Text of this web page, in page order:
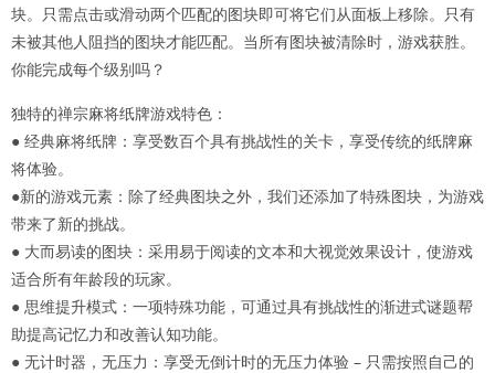
块。只需点击或滑动两个匹配的图块即可将它们从面板上移除。只有
未被其他人阻挡的图块才能匹配。当所有图块被清除时，游戏获胜。
你能完成每个级别吗？
独特的禅宗麻将纸牌游戏特色：
● 经典麻将纸牌：享受数百个具有挑战性的关卡，享受传统的纸牌麻
将体验。
●新的游戏元素：除了经典图块之外，我们还添加了特殊图块，为游戏
带来了新的挑战。
● 大而易读的图块：采用易于阅读的文本和大视觉效果设计，使游戏
适合所有年龄段的玩家。
● 思维提升模式：一项特殊功能，可通过具有挑战性的渐进式谜题帮
助提高记忆力和改善认知功能。
● 无计时器，无压力：享受无倒计时的无压力体验 – 只需按照自己的